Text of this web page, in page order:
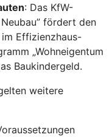
: Das KfW-
fördert den
Effizienzhaus-
„Wohneigentum
Baukindergeld.
weitere